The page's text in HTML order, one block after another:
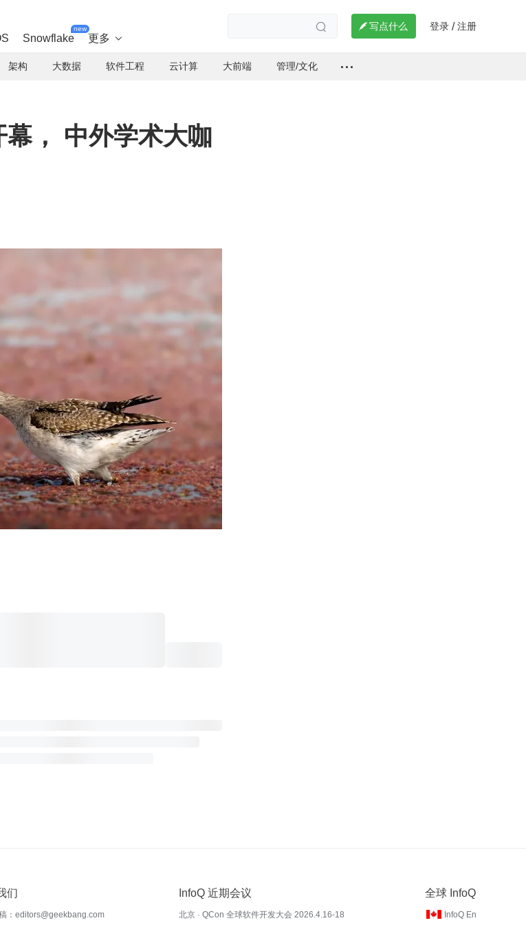
Snowflake
new
更多 
  写点什么 登录 / 注册
架构 大数据 软件工程 云计算 大前端 管理/文化
， 中外学术大咖
们
：editors@geekbang.com
InfoQ 近期会议
北京 · QCon 全球软件开发大会 2026.4.16-18
全球 InfoQ
InfoQ En